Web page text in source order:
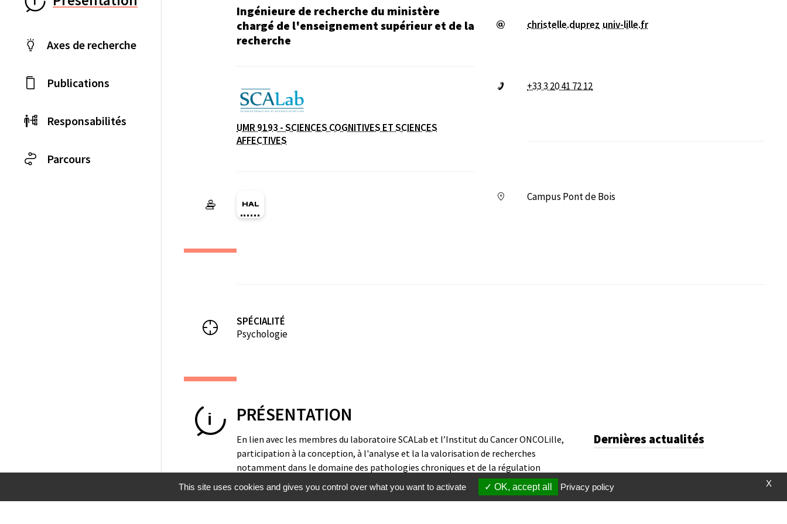
Ingénieure de recherche du ministère
chargé de l'enseignement supérieur et de la
recherche
Laboratoire / équipe
UMR 9193 - SCIENCES COGNITIVES ET SCIENCES
AFFECTIVES
HAL christelle-duprez (Ouverture dans une nouvelle fenêtre)
christelle.duprez univ-lille.fr
+33 3 20 41 72 12
Campus Pont de Bois
SPÉCIALITÉ
Psychologie
Axes de recherche
Publications
Responsabilités
Parcours
PRÉSENTATION
En lien avec les membres du laboratoire SCALab et l’Institut du Cancer ONCOLille,
participation à la conception, à l'analyse et la la valorisation de recherches
notamment dans le domaine des pathologies chroniques et de la régulation
émotionnelle - Développement d'interventions en psycho-oncologie.
Dernières actualités
X
This site uses cookies and gives you control over what you want to activate OK, accept all Privacy policy